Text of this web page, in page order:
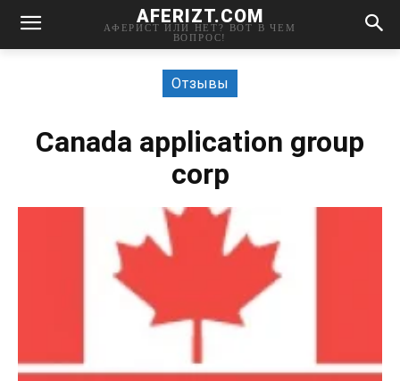
AFERIZT.COM
АФЕРИСТ ИЛИ НЕТ? ВОТ В ЧЕМ
ВОПРОС!
Отзывы
Canada application group
corp